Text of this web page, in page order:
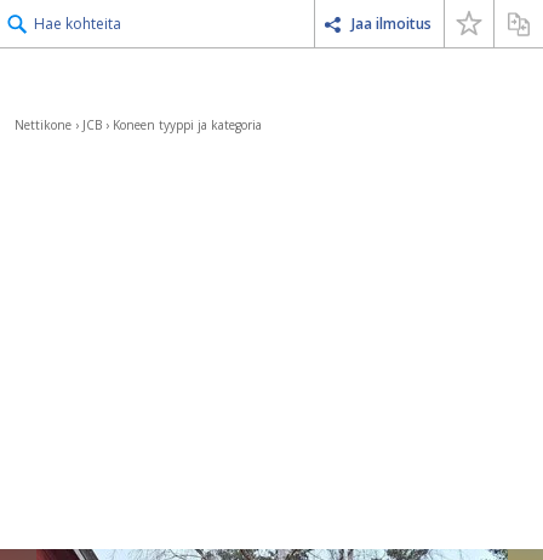
Hae kohteita Jaa ilmoitus
Nettikone › JCB › Koneen tyyppi ja kategoria